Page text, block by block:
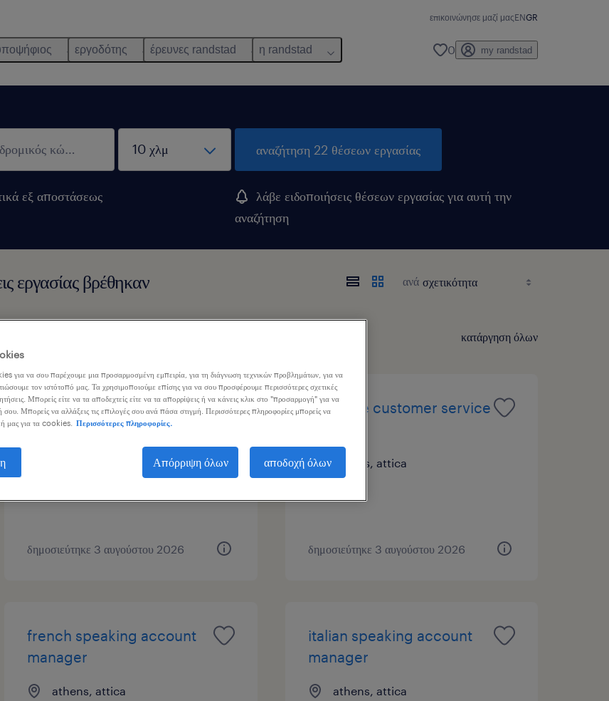
επικοινώνησε μαζί μαςENGR
εργοδότης έρευνες randstad η randstad 0 my randstad
εξ αποστάσεως
αναζήτηση 22 θέσεων εργασίας
λάβε ειδοποιήσεις θέσεων εργασίας για αυτή την
αναζήτηση
εργασίας βρέθηκαν ανά
κατάργηση όλων
chinese customer service
agent
δημοσιεύτηκε 3 αυγούστου 2026
japanese customer service
athens, attica
δημοσιεύτηκε 3 αυγούστου 2026
french speaking account
manager
athens, attica
italian speaking account
manager
athens, attica
για να σου παρέχουμε μια προσαρμοσμένη εμπειρία, για τη διάγνωση τεχνικών προβλημάτων, για να
τον ιστότοπό μας. Τα χρησιμοποιούμε επίσης για να σου προσφέρουμε περισσότερες σχετικές
Μπορείς είτε να τα αποδεχτείς είτε να τα απορρίψεις ή να κάνεις κλικ στο "προσαρμογή" για να
σου. Μπορείς να αλλάξεις τις επιλογές σου ανά πάσα στιγμή. Περισσότερες πληροφορίες μπορείς να
μας για τα cookies.
Περισσότερες πληροφορίες.
Απόρριψη όλων αποδοχή όλων